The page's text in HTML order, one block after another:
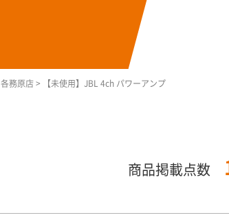
各務原店 > 【未使用】JBL 4ch パワーアンプ
商品掲載点数